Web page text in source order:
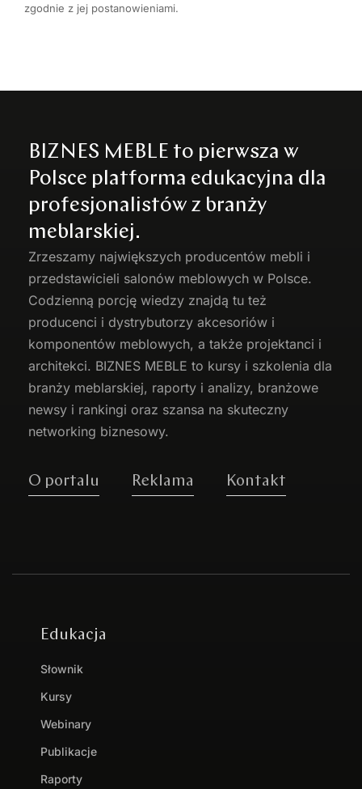
zgodnie z jej postanowieniami.
BIZNES MEBLE to pierwsza w
Polsce platforma edukacyjna dla
profesjonalistów z branży
meblarskiej.
Zrzeszamy największych producentów mebli i
przedstawicieli salonów meblowych w Polsce.
Codzienną porcję wiedzy znajdą tu też
producenci i dystrybutorzy akcesoriów i
komponentów meblowych, a także projektanci i
architekci. BIZNES MEBLE to kursy i szkolenia dla
branży meblarskiej, raporty i analizy, branżowe
newsy i rankingi oraz szansa na skuteczny
networking biznesowy.
O portalu Reklama Kontakt
Edukacja
Słownik
Kursy
Webinary
Publikacje
Raporty